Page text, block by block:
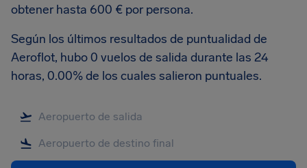
obtener hasta 600 € por persona.
Según los últimos resultados de puntualidad de
Aeroflot, hubo 0 vuelos de salida durante las 24
horas, 0.00% de los cuales salieron puntuales.